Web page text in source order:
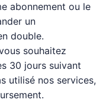
abonnement ou le
un
double.
souhaitez
30 jours suivant
utilisé nos services,